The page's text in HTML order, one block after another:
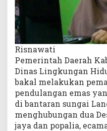
a
?
Risnawati
Pemerintah Daerah
Dinas Lingkungan
bakal melakukan
pendulangan emas
di bantaran sungai
menghubungan dua
jaya dan popalia,